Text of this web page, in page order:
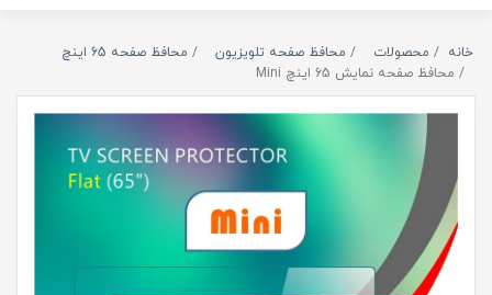
خانه محصولات محافظ صفحه تلویزیون
محافظ صفحه 65 اینچ
محافظ صفحه نمایش 65 اینچ Mini